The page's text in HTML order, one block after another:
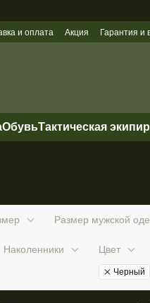
и оплата Акция Гарантия и
ОбувьТактическая
Размер мужской
Наколенники Цвет
Черный